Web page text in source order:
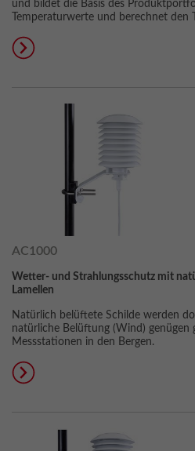
und bildet die Basis des
Temperaturwerte und berechnet den
AC1000
Wetter- und Strahlungsschutz mit
Lamellen
Natürlich belüftete Schilde werden
natürliche Belüftung (Wind) genügen
Messstationen in den Bergen.